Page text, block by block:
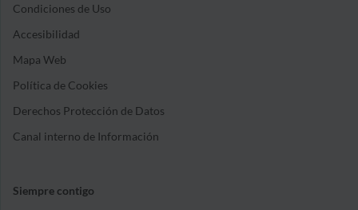
Condiciones de Uso
Accesibilidad
Mapa Web
Política de Cookies
Derechos Protección de Datos
Canal interno de Información
Siempre contigo